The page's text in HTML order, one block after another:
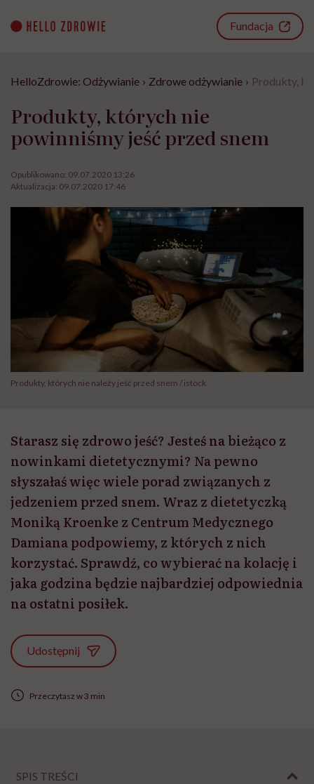
content
Fundacja
HelloZdrowie: Odżywianie › Zdrowe odżywianie › Produkty,
Produkty, których nie
powinniśmy jeść przed snem
Opublikowano: 09.07.2020 13:26
Aktualizacja: 09.07.2020 17:46
Produkty, których nie należy jeść przed snem / istock
Starasz się zdrowo jeść? Jesteś na bieżąco z
nowinkami dietetycznymi? Na pewno
słyszałaś więc wiele porad związanych z
jedzeniem przed snem. Wraz z dietetyczką
Moniką Kroenke z Centrum Medycznego
Damiana podpowiemy, z których z nich
korzystać. Sprawdź, co wybierać na kolację i
jaka godzina będzie najbardziej odpowiednia
na ostatni posiłek.
Udostępnij
Przeczytasz w 3 min
SPIS TREŚCI